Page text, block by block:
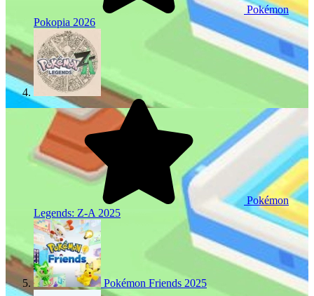
Pokémon
Pokopia 2026
Pokémon
Legends: Z-A 2025
Pokémon Friends 2025